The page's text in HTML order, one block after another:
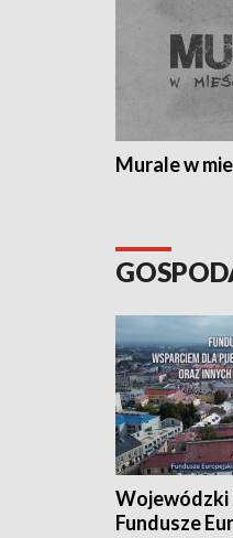
Murale w
Wojewódzki
Fundusze